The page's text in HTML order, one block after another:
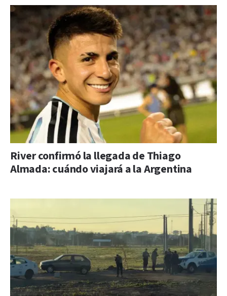
River confirmó la llegada de Thiago
Almada: cuándo viajará a la Argentina